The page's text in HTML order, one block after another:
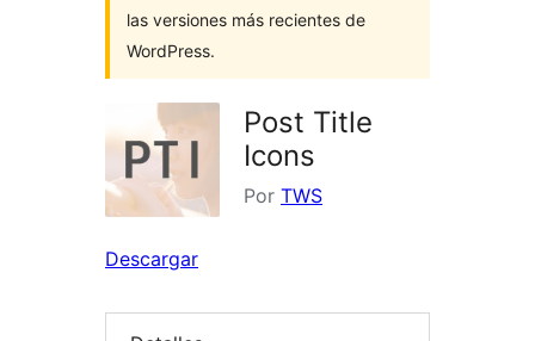
las versiones más recientes de
WordPress.
Post Title
Icons
Por TWS
Descargar